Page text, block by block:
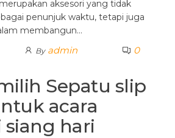
aksesori yang tidak
penunjuk waktu, tetapi juga
membangun…
By admin 0
Sepatu slip
acara
hari